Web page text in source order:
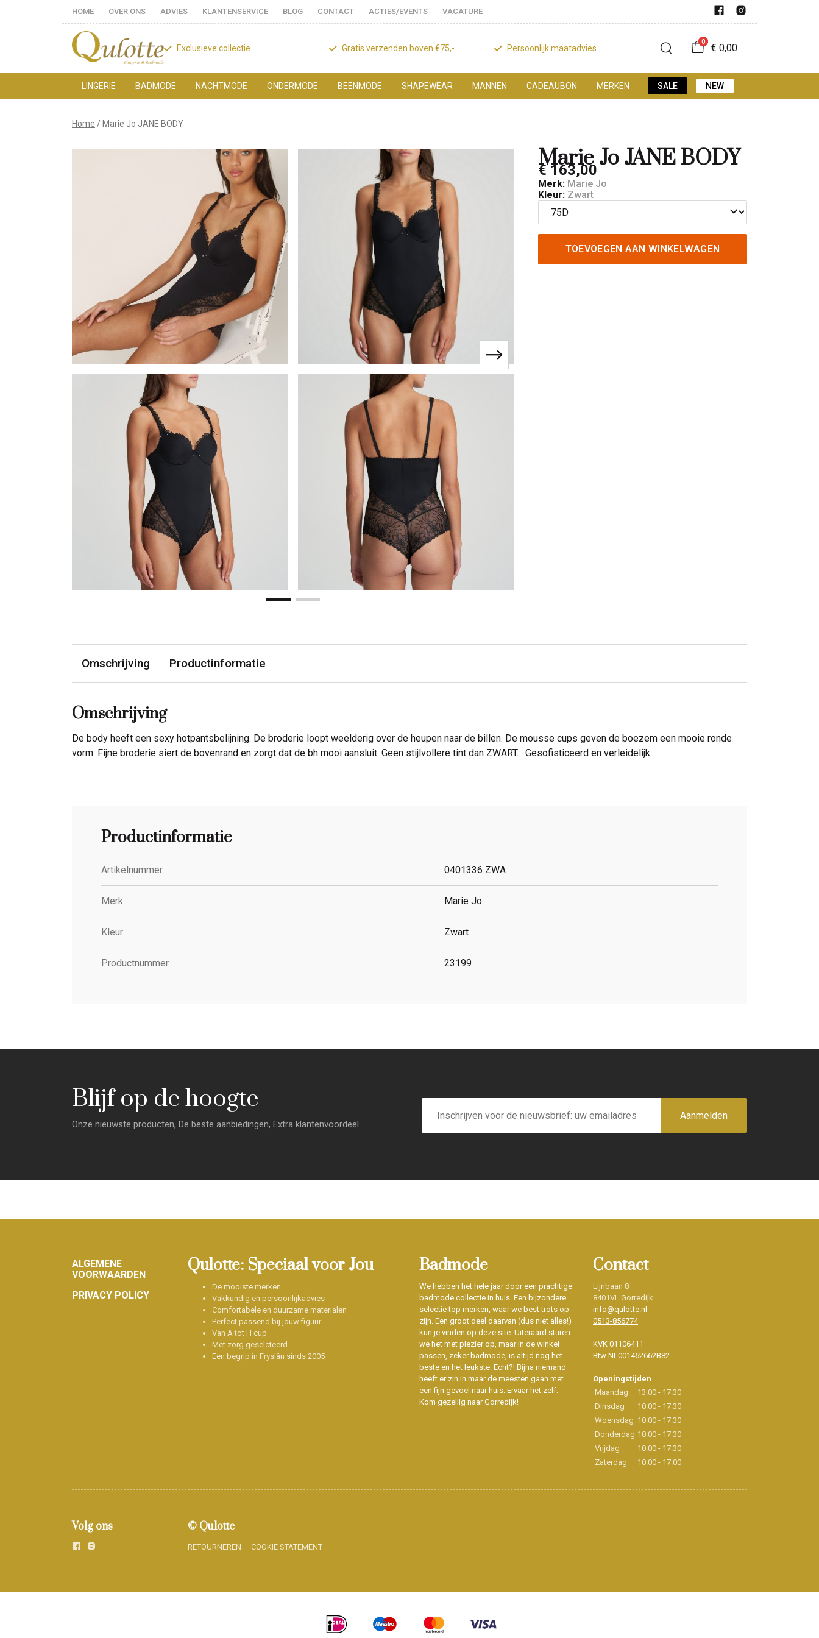
HOME OVER ONS ADVIES KLANTENSERVICE BLOG CONTACT ACTIES/EVENTS VACATURE
Exclusieve collectie Gratis verzenden boven €75,- Persoonlijk maatadvies
0
€ 0,00
LINGERIE BADMODE NACHTMODE ONDERMODE BEENMODE SHAPEWEAR MANNEN CADEAUBON MERKEN SALE NEW
MarieHome Marie Jo JANE BODY
Marie Jo JANE BODY
€ 163,00
Merk: Marie Jo
Kleur: Zwart
TOEVOEGEN AAN WINKELWAGEN
Omschrijving Productinformatie
Omschrijving
De body heeft een sexy hotpantsbelijning. De broderie loopt weelderig over de heupen naar de billen. De mousse cups geven de boezem een mooie ronde
vorm. Fijne broderie siert de bovenrand en zorgt dat de bh mooi aansluit. Geen stijlvollere tint dan ZWART… Gesofisticeerd en verleidelijk.
Productinformatie
Artikelnummer 0401336 ZWA
Merk Marie Jo
Kleur Zwart
Productnummer 23199
Blijf op de hoogte
Onze nieuwste producten, De beste aanbiedingen, Extra klantenvoordeel
E-
mailadres
Aanmelden
Footer
ALGEMENE
VOORWAARDEN
PRIVACY POLICY
Qulotte: Speciaal voor Jou
De mooiste merken
Vakkundig en persoonlijkadvies
Comfortabele en duurzame materialen
Perfect passend bij jouw figuur
Van A tot H cup
Met zorg geselcteerd
Een begrip in Fryslân sinds 2005
Badmode
We hebben het hele jaar door een prachtige
badmode collectie in huis. Een bijzondere
selectie top merken, waar we best trots op
zijn. Een groot deel daarvan (dus niet alles!)
kun je vinden op deze site. Uiteraard sturen
we het met plezier op, maar in de winkel
passen, zeker badmode, is altijd nog het
beste en het leukste. Echt?! Bijna niemand
heeft er zin in maar de meesten gaan met
een fijn gevoel naar huis. Ervaar het zelf.
Kom gezellig naar Gorredijk!
Contact
Lijnbaan 8
8401VL Gorredijk
info@qulotte.nl
0513-856774
KVK 01106411
Btw NL001462662B82
Openingstijden
Maandag
13.00 - 17.30
Dinsdag
10:00 - 17:30
Woensdag 10:00 - 17:30
Donderdag 10:00 - 17:30
Vrijdag
10:00 - 17.30
Zaterdag
10.00 - 17.00
Volg ons © Qulotte
RETOURNEREN COOKIE STATEMENT